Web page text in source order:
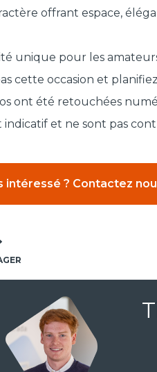
offrant espace,
unique pour les
cette occasion et
ont été retouchées
et ne sont pas
intéressé ? Contactez